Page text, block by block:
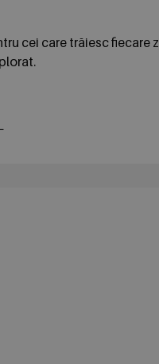
cei care trăiesc fiecare